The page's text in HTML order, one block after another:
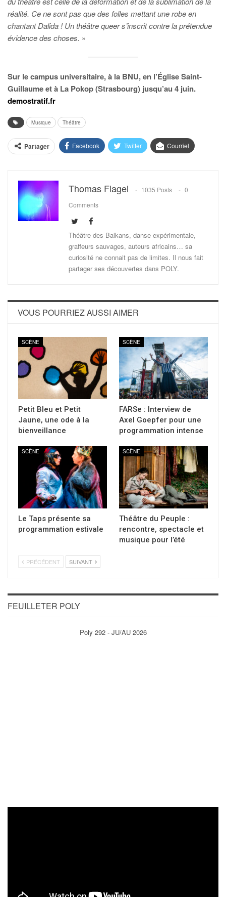
réalité. Ce ne sont pas que des folles mettant une robe en
chantant Dalida ! Un théâtre queers’inscrit contre la prétendue
évidence des choses. »
Sur le campus universitaire, à la BNU, en l’Église Saint-
Guillaume et à La Pokop (Strasbourg) jusqu’au 4 juin.
demostratif.fr
Musique Théâtre
Partager Facebook Twitter Courriel
Thomas Flagel 1035 Posts
0
Comments
Théâtre des Balkans, danse expérimentale,
graffeurs sauvages, auteurs africains… sa
curiosité ne connait pas de limites. Il nous fait
partager ses découvertes dans POLY.
VOUS POURRIEZ AUSSI AIMER
SCÈNE
Petit Bleu et Petit
Jaune, une ode à la
bienveillance
SCÈNE
FARSe : Interview de
Axel Goepfer pour une
programmation intense
SCÈNE
Le Taps présente sa
programmation estivale
SCÈNE
Théâtre du Peuple :
rencontre, spectacle et
musique pour l’été
PRÉCÉDENT SUIVANT
FEUILLETER POLY
Poly 292 - JU/AU 2026